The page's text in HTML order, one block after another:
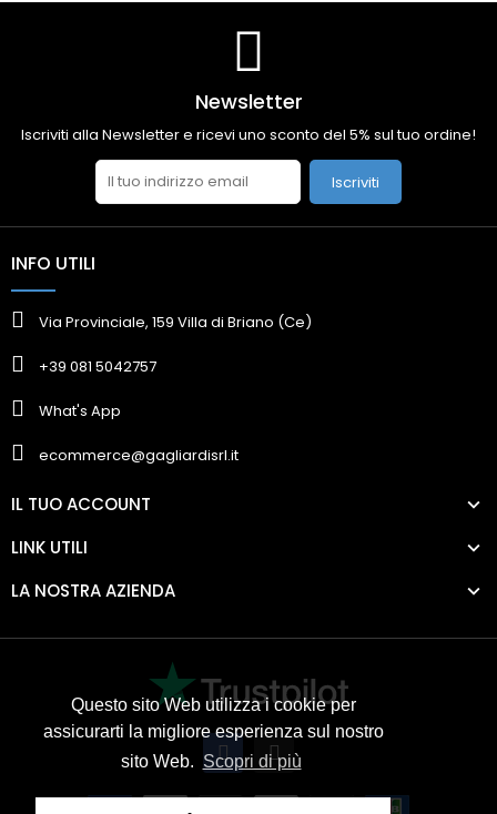
Questo sito Web utilizza i cookie per
assicurarti la migliore esperienza sul nostro
sito Web. Scopri di più
Newsletter
Iscriviti alla Newsletter e ricevi uno sconto del 5% sul tuo ordine!
Iscriviti
INFO UTILI
Via Provinciale, 159 Villa di Briano (Ce)
+39 081 5042757
What's App
ecommerce@gagliardisrl.it
IL TUO ACCOUNT
LINK UTILI
LA NOSTRA AZIENDA